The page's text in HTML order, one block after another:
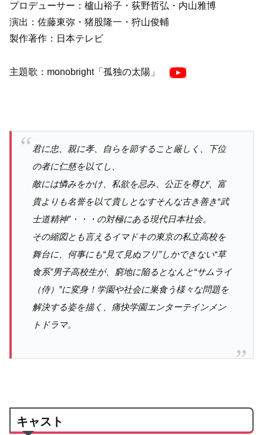
プロデューサー：櫨山裕子・荻野哲弘・内山雅博
演出：佐藤東弥・猪股隆一・狩山俊輔
製作著作：日本テレビ
主題歌：monobright「孤独の太陽」
君に忠、親に孝、自らを節すること厳しく、下位
の者に仁慈を以てし、
敵には憐みをかけ、私欲を忌み、公正を尊び、富
貴よりも名誉を以て貴しとなすそんな古き善き“武
士道精神”・・・の対極にある現代日本社会。
その縮図とも言えるイマドキの東京の私立高校を
舞台に、何事にも“見て見ぬフリ”しかできない“草
食系”男子高校生が、窮地に陥るとなんと“サムライ
（侍）”に変身！学園や社会に巣食う様々な問題を
解決する姿を描く、痛快学園エンターテインメン
トドラマ。
キャスト